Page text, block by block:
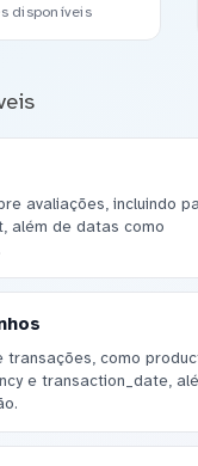
disponíveis
avaliações, incluindo
além de datas como
transações, como
e transaction_date,